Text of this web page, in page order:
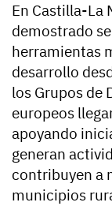
En Castilla-La
demostrado
herramientas
desarrollo
los Grupos de
europeos
apoyando
generan
contribuyen a
municipios